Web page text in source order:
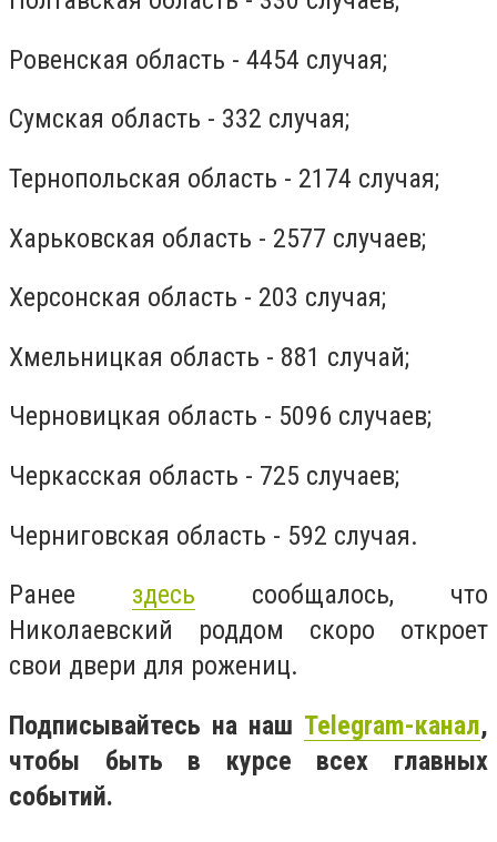
Ровенская область - 4454 случая;
Сумская область - 332 случая;
Тернопольская область - 2174 случая;
Харьковская область - 2577 случаев;
Херсонская область - 203 случая;
Хмельницкая область - 881 случай;
Черновицкая область - 5096 случаев;
Черкасская область - 725 случаев;
Черниговская область - 592 случая.
Ранее здесь сообщалось, что
Николаевский роддом скоро откроет
свои двери для рожениц.
Подписывайтесь на наш Telegram-канал,
чтобы быть в курсе всех главных
событий.